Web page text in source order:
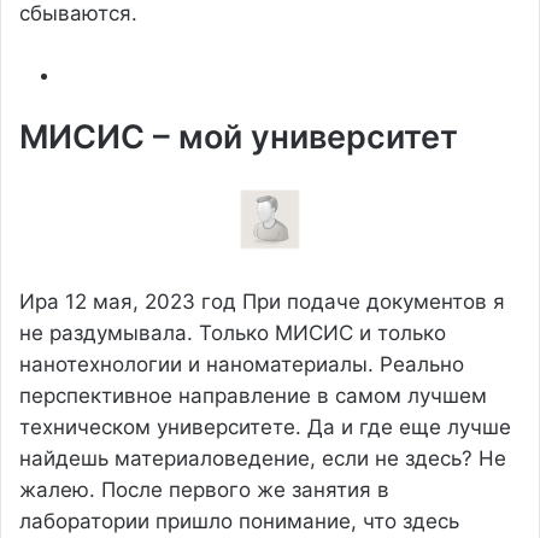
сбываются.
МИСИС – мой университет
Ира 12 мая, 2023 год При подаче документов я
не раздумывала. Только МИСИС и только
нанотехнологии и наноматериалы. Реально
перспективное направление в самом лучшем
техническом университете. Да и где еще лучше
найдешь материаловедение, если не здесь? Не
жалею. После первого же занятия в
лаборатории пришло понимание, что здесь